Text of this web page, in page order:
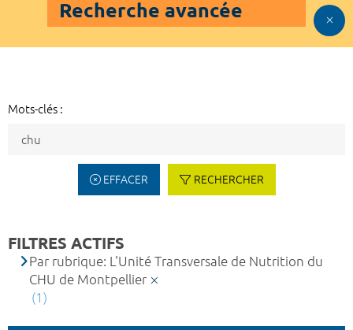
Recherche avancée
Mots-clés :
EFFACER RECHERCHER
FILTRES ACTIFS
Par rubrique: L'Unité Transversale de Nutrition du
CHU de Montpellier
(1)